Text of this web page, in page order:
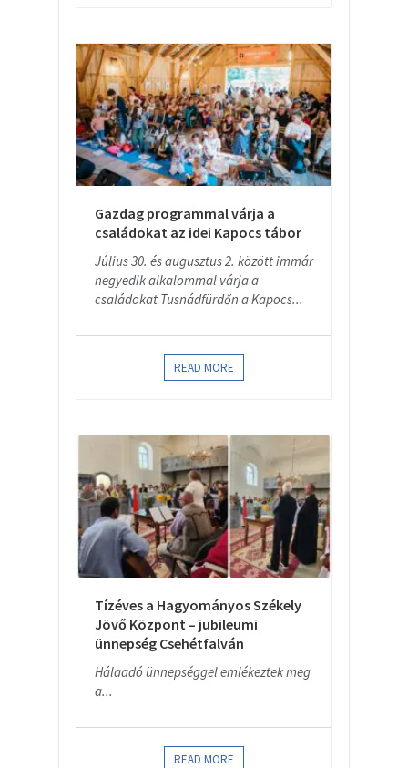
Gazdag programmal várja a
családokat az idei Kapocs tábor
Július 30. és augusztus 2. között immár
negyedik alkalommal várja a
családokat Tusnádfürdőn a Kapocs...
READ MORE
Tízéves a Hagyományos Székely
Jövő Központ – jubileumi
ünnepség Csehétfalván
Hálaadó ünnepséggel emlékeztek meg
a...
READ MORE